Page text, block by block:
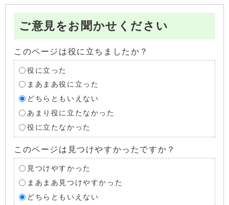
ご意見をお聞かせください
このページは役に立ちましたか？
役に立った
まあまあ役に立った
どちらともいえない
あまり役に立たなかった
役に立たなかった
このページは見つけやすかったですか？
見つけやすかった
まあまあ見つけやすかった
どちらともいえない